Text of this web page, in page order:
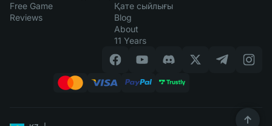
Free Game
Reviews
Қате сыйлығы
Blog
About
11 Years